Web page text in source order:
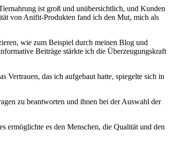
ist groß und unübersichtlich, und Kunden
von Anifit-Produkten fand ich den Mut, mich als
wie ⁣zum Beispiel durch meinen Blog und
Beiträge stärkte ich die Überzeugungskraft
das⁢ ich aufgebaut hatte, ⁤spiegelte sich in
zu beantworten und ihnen bei der Auswahl der
ermöglichte​ es den ⁣Menschen, die Qualität und den⁤